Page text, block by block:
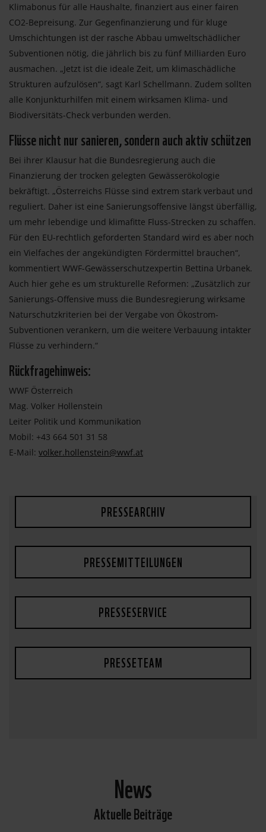
Klimabonus für alle Haushalte, finanziert aus einer fairen
CO2-Bepreisung. Zur Gegenfinanzierung und für kluge
Umschichtungen ist der rasche Abbau umweltschädlicher
Subventionen nötig, die jährlich bis zu fünf Milliarden Euro
ausmachen. „Jetzt ist die ideale Zeit, um klimaschädliche
Strukturen aufzulösen“, sagt Karl Schellmann. Zudem sollten
alle Konjunkturhilfen mit einem wirksamen Klima- und
Biodiversitäts-Check verbunden werden.
Flüsse nicht nur sanieren, sondern auch aktiv schützen
Bei ihrer Klausur hat die Bundesregierung auch die
Finanzierung der trocken gelegten Gewässerökologie
bekräftigt. „Österreichs Flüsse sind extrem stark verbaut und
reguliert. Daher ist eine Sanierungsoffensive längst überfällig,
um mehr lebendige und klimafitte Fluss-Strecken zu schaffen.
Für den EU-rechtlich geforderten Standard wird es aber noch
ein Vielfaches der angekündigten Fördermittel brauchen“,
kommentiert WWF-Gewässerschutzexpertin Bettina Urbanek.
Auch hier gehe es um strukturelle Reformen: „Zusätzlich zur
Sanierungs-Offensive muss die Bundesregierung wirksame
Naturschutzkriterien bei der Vergabe von Ökostrom-
Subventionen verankern, um die weitere Verbauung intakter
Flüsse zu verhindern.“
Rückfragehinweis:
WWF Österreich
Mag. Volker Hollenstein
Leiter Politik und Kommunikation
Mobil: +43 664 501 31 58
E-Mail: volker.hollenstein@wwf.at
PRESSEARCHIV
PRESSEMITTEILUNGEN
PRESSESERVICE
PRESSETEAM
News
Aktuelle Beiträge